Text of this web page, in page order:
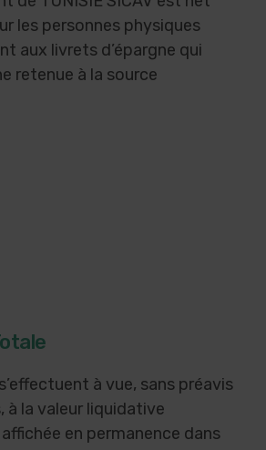
les personnes physiques
aux livrets d’épargne qui
retenue à la source
à vue, sans préavis
à la valeur liquidative
en permanence dans